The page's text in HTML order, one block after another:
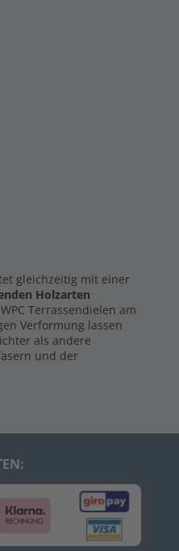
gleichzeitig mit einer
Holzarten
Terrassendielen am
Verformung lassen
als andere
und der